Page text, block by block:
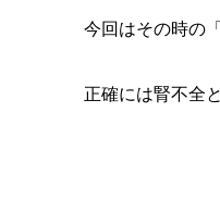
今回はその時の
正確には腎不全